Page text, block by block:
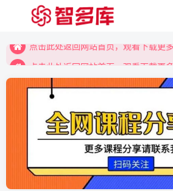
点击此处返回网站首页，观看下载更多
点击此处返回网站首页，观看下载更